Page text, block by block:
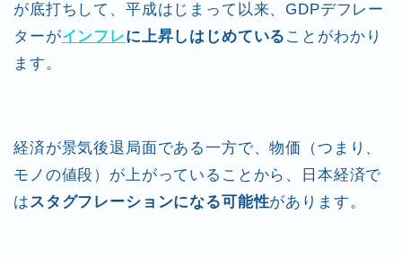
が底打ちして、平成はじまって以来、GDPデフレー
ターがインフレに上昇しはじめている ことがわかり
ます。
経済が景気後退局面である一方で、物価（つまり、
モノの値段）が上がっていることから、日本経済で
はスタグフレーションになる可能性があります。